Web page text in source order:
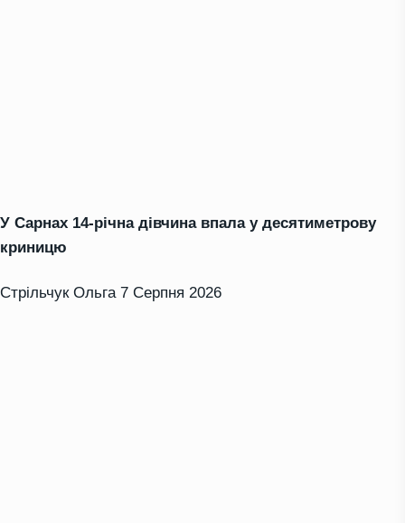
У Сарнах 14-річна дівчина впала у десятиметрову
криницю
Стрільчук Ольга 7 Серпня 2026